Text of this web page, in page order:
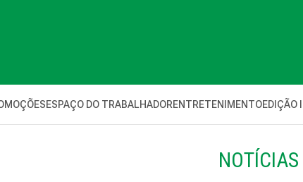
ESPAÇO DO TRABALHADORENTRETENIMENTOEDIÇÃO
NOTÍCIAS